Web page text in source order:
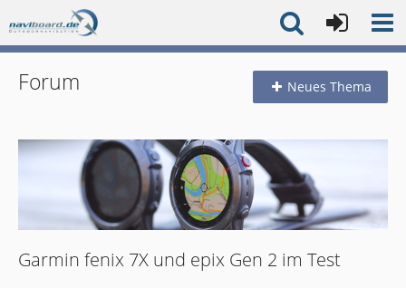
Forum Neues Thema
Garmin fenix 7X und epix Gen 2 im Test